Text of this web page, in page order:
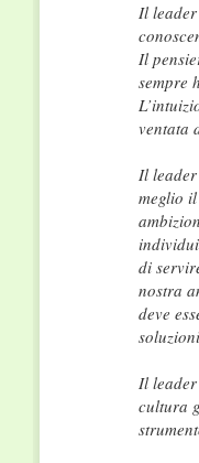
Il
Il
sempre
ventata
Il
meglio
di
nostra
deve
Il leader
cultura